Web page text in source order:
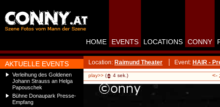
AKTUELLE EVENTS
Verleihung des Goldenen
Johann Strauss an Helga
Papouschek
Bühne Donaupark Presse-
Empfang
HOME EVENTS LOCATIONS CONNY
Location: Raimund Theater Event: HAIR -
play>> ( 4 sek.) <-